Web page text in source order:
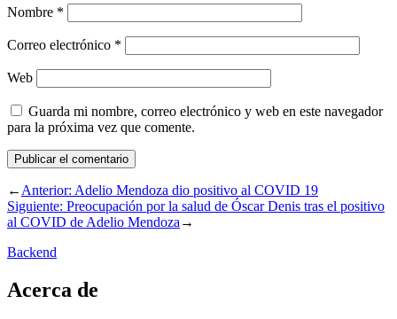
Nombre *
Correo electrónico *
Web
Guarda mi nombre, correo electrónico y web en este navegador
para la próxima vez que comente.
←Anterior: Adelio Mendoza dio positivo al COVID 19
Siguiente: Preocupación por la salud de Óscar Denis tras el positivo
al COVID de Adelio Mendoza→
Backend
Acerca de